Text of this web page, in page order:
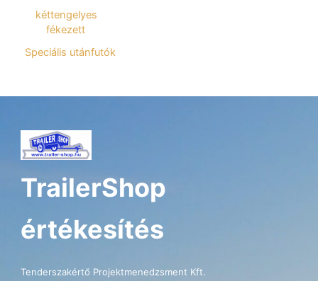
kéttengelyes
fékezett
Speciális utánfutók
TrailerShop
értékesítés
Tenderszakértő Projektmenedzsment Kft.